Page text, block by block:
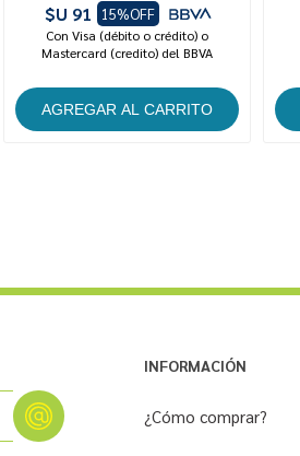
$U 91
15%OFF
Con Visa (débito o crédito) o
Mastercard (credito) del BBVA
INFORMACIÓN
¿Cómo comprar?